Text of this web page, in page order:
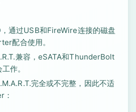
通过USB和FireWire连接的磁盘
配合使用。
兼容，eSATA和ThunderBolt
作。
完全或不完整，因此不适